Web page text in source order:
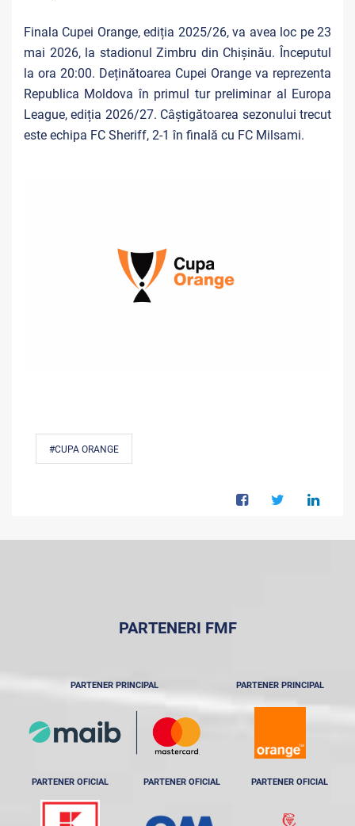
Finala Cupei Orange, ediția 2025/26, va avea loc pe 23
mai 2026, la stadionul Zimbru din Chișinău. Începutul
la ora 20:00. Deținătoarea Cupei Orange va reprezenta
Republica Moldova în primul tur preliminar al Europa
League, ediția 2026/27. Câștigătoarea sezonului trecut
este echipa FC Sheriff, 2-1 în finală cu FC Milsami.
#CUPA ORANGE
PARTENERI FMF
PARTENER PRINCIPAL PARTENER PRINCIPAL
PARTENER OFICIAL PARTENER OFICIAL PARTENER OFICIAL